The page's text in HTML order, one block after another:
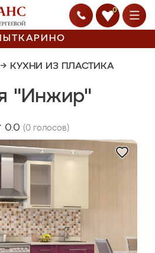
0
→ КУХНИ ИЗ ПЛАСТИКА
"Инжир"
0.0 (0 голосов)